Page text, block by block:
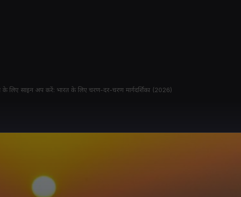
के लिए साइन अप करें: भारत के लिए चरण-दर-चरण मार्गदर्शिका (2026)